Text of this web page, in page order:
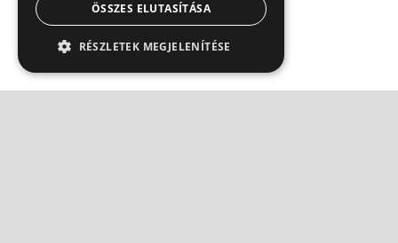
ÖSSZES ELUTASÍTÁSA
RÉSZLETEK MEGJELENÍTÉSE